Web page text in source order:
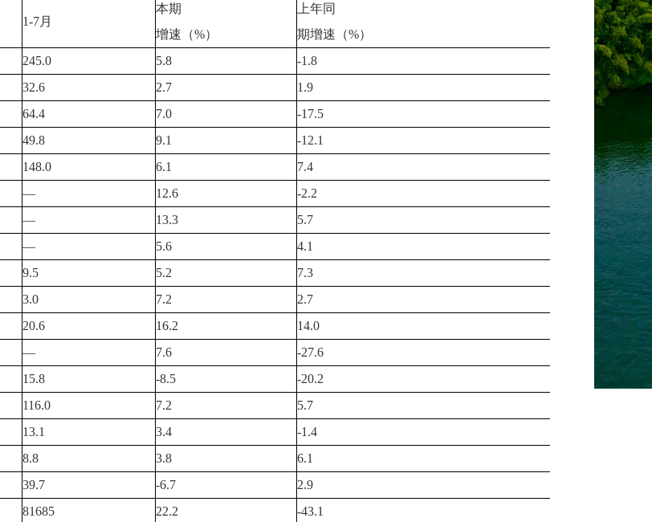
1-7月
本期
增速（%）
上年同
期增速（%）
245.0 5.8
-1.8
32.6 2.7
1.9
64.4 7.0
-17.5
49.8 9.1
-12.1
148.0 6.1
7.4
— 12.6
-2.2
— 13.3
5.7
— 5.6
4.1
9.5 5.2
7.3
3.0 7.2
2.7
20.6 16.2
14.0
— 7.6
-27.6
15.8 -8.5
-20.2
116.0 7.2
5.7
13.1 3.4
-1.4
8.8 3.8
6.1
39.7 -6.7
2.9
81685 22.2
-43.1